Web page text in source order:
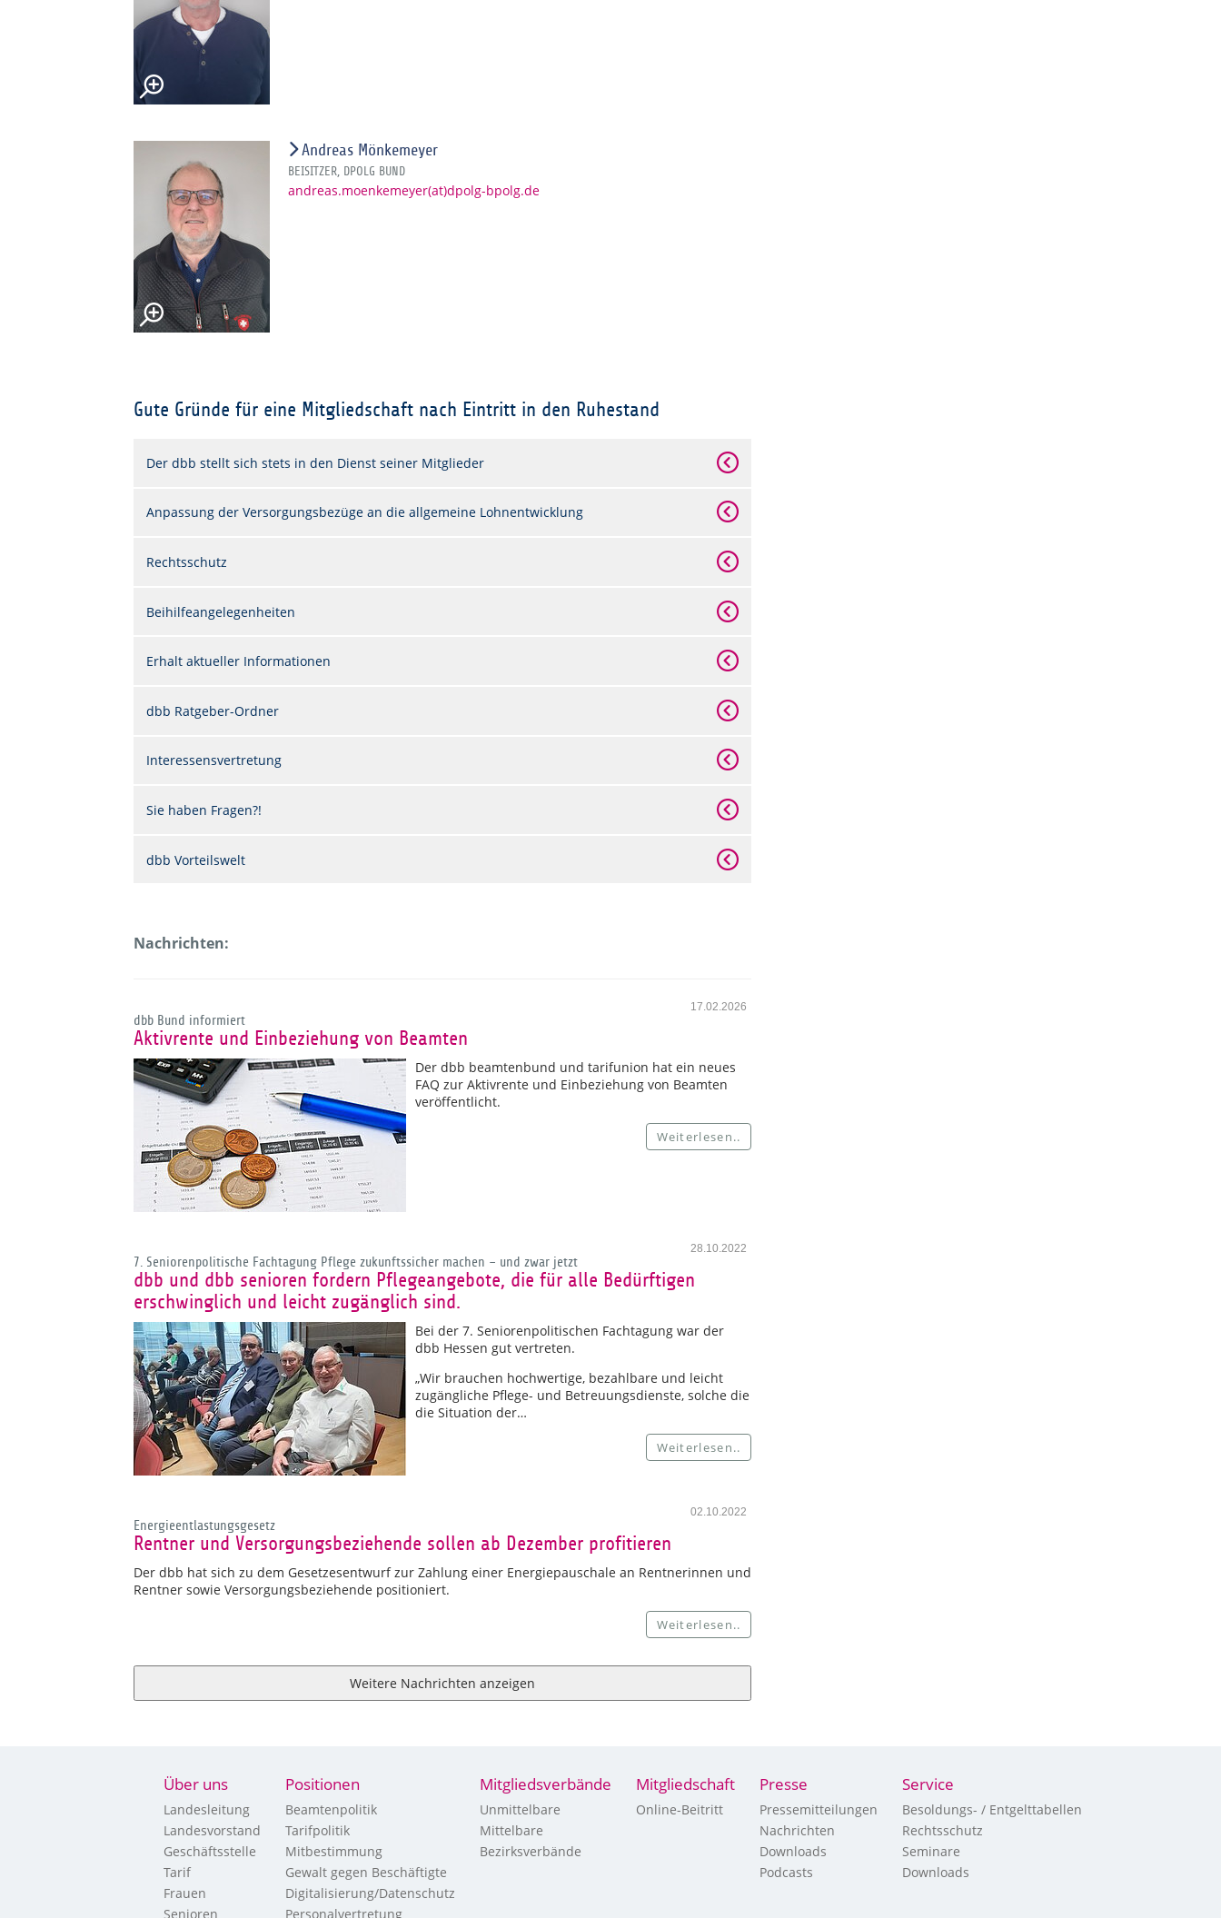
Andreas Mönkemeyer
BEISITZER, DPOLG BUND
andreas.moenkemeyer(at)dpolg-bpolg.de
Gute Gründe für eine Mitgliedschaft nach Eintritt in den Ruhestand
Der dbb stellt sich stets in den Dienst seiner Mitglieder
Anpassung der Versorgungsbezüge an die allgemeine Lohnentwicklung
Rechtsschutz
Beihilfeangelegenheiten
Erhalt aktueller Informationen
dbb Ratgeber-Ordner
Interessensvertretung
Sie haben Fragen?!
dbb Vorteilswelt
Nachrichten:
17.02.2026
dbb Bund informiert
Aktivrente und Einbeziehung von Beamten
Der dbb beamtenbund und tarifunion hat ein neues
FAQ zur Aktivrente und Einbeziehung von Beamten
veröffentlicht.
Weiterlesen..
28.10.2022
7. Seniorenpolitische Fachtagung Pflege zukunftssicher machen – und zwar jetzt
dbb und dbb senioren fordern Pflegeangebote, die für alle Bedürftigen
erschwinglich und leicht zugänglich sind.
Bei der 7. Seniorenpolitischen Fachtagung war der
dbb Hessen gut vertreten.
„Wir brauchen hochwertige, bezahlbare und leicht
zugängliche Pflege- und Betreuungsdienste, solche die
die Situation der…
Weiterlesen..
02.10.2022
Energieentlastungsgesetz
Rentner und Versorgungsbeziehende sollen ab Dezember profitieren
Der dbb hat sich zu dem Gesetzesentwurf zur Zahlung einer Energiepauschale an Rentnerinnen und
Rentner sowie Versorgungsbeziehende positioniert.
Weiterlesen..
Weitere Nachrichten anzeigen
Über uns
Landesleitung
Landesvorstand
Geschäftsstelle
Tarif
Frauen
Senioren
Positionen
Beamtenpolitik
Tarifpolitik
Mitbestimmung
Gewalt gegen Beschäftigte
Digitalisierung/Datenschutz
Personalvertretung
Mitgliedsverbände
Unmittelbare
Mittelbare
Bezirksverbände
Mitgliedschaft
Online-Beitritt
Presse
Pressemitteilungen
Nachrichten
Downloads
Podcasts
Service
Besoldungs- / Entgelttabellen
Rechtsschutz
Seminare
Downloads